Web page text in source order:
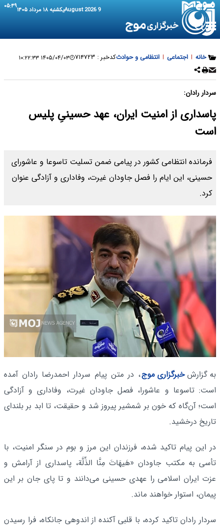
9 August 2026 یکشنبه ۱۸ مرداد ۱۴۰۵ ۰۵:۴۹
خانه | اجتماعی | انتظامی و حوادثکدخبر : ۷۱۴۷۲۳ ۱۴۰۵/۰۴/۰۳ ۱۰:۲۲:۳۳
سردار رادان:
پاسداری از امنیت ایران، عهد حسینیِ پلیس
است
فرمانده انتظامی کشور در پیامی ضمن تسلیت تاسوعا و عاشورای
حسینی، این ایام را فصل جاودان غیرت، وفاداری و آزادگی عنوان
کرد.
به گزارشخبرگزاری موج، در متن پیام سردار احمدرضا رادان آمده
است: تاسوعا و عاشورا، فصل جاودان غیرت، وفاداری و آزادگی
است؛ آن‌گاه که خون بر شمشیر پیروز شد و حقیقت، تا ابد بر بلندای
تاریخ درخشید.
در این پیام تاکید شده، فرزندان این مرز و بوم در سنگر امنیت، با
تأسی به مکتب جاودان «هَیهَاتَ مِنَّا الذِّلَّة، پاسداری از آرامش و
عزت ایران اسلامی را عهدی حسینی می‌دانند و تا پای جان بر این
پیمان، استوار خواهند ماند.
سردار رادان تاکید کرده، با قلبی آکنده از اندوهی جانکاه، فرا رسیدن